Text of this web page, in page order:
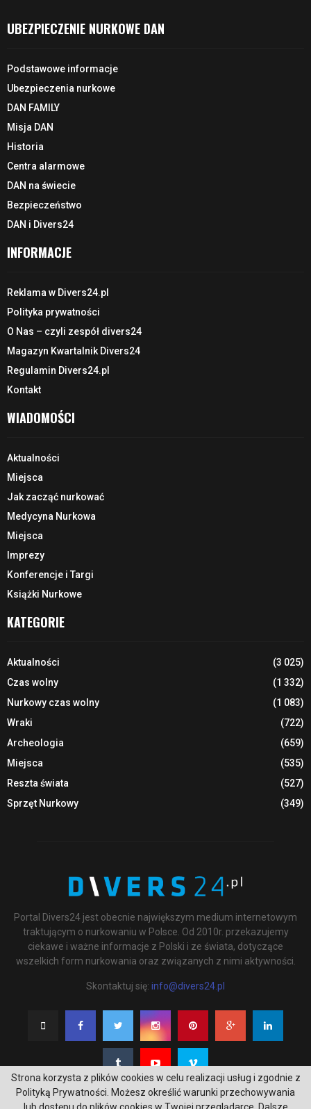
UBEZPIECZENIE NURKOWE DAN
Podstawowe informacje
Ubezpieczenia nurkowe
DAN FAMILY
Misja DAN
Historia
Centra alarmowe
DAN na świecie
Bezpieczeństwo
DAN i Divers24
INFORMACJE
Reklama w Divers24.pl
Polityka prywatności
O Nas – czyli zespół divers24
Magazyn Kwartalnik Divers24
Regulamin Divers24.pl
Kontakt
WIADOMOŚCI
Aktualności
Miejsca
Jak zacząć nurkować
Medycyna Nurkowa
Miejsca
Imprezy
Konferencje i Targi
Książki Nurkowe
KATEGORIE
Aktualności
(3 025)
Czas wolny
(1 332)
Nurkowy czas wolny
(1 083)
Wraki
(722)
Archeologia
(659)
Miejsca
(535)
Reszta świata
(527)
Sprzęt Nurkowy
(349)
Portal Divers24 jest obecnie największym medium internetowym
traktującym o nurkowaniu w Polsce. Od 2010r. przekazujemy
ciekawe i ważne informacje z Polski i ze świata, dotyczące
wszelkich form nurkowania oraz związanych z nimi aktywności.
Skontaktuj się: info@divers24.pl
Strona korzysta z plików cookies w celu realizacji usług i zgodnie z
Polityką Prywatności. Możesz określić warunki przechowywania